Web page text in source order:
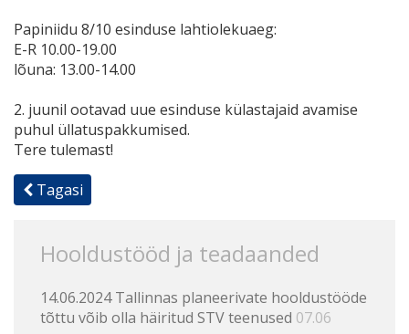
Papiniidu 8/10 esinduse lahtiolekuaeg:
E-R 10.00-19.00
lõuna: 13.00-14.00
2. juunil ootavad uue esinduse külastajaid avamise
puhul üllatuspakkumised.
Tere tulemast!
Tagasi
Hooldustööd ja teadaanded
14.06.2024 Tallinnas planeerivate hooldustööde
tõttu võib olla häiritud STV teenused 07.06